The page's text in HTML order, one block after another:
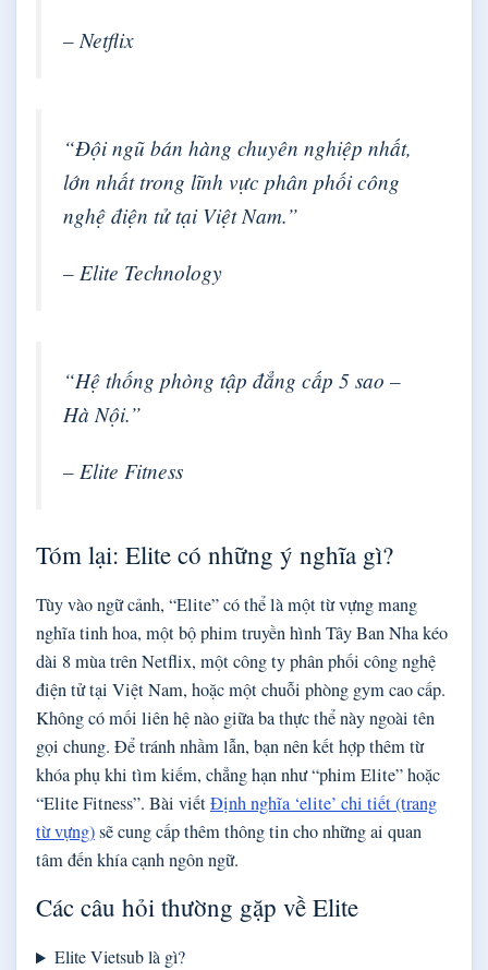
– Netflix
“Đội ngũ bán hàng chuyên nghiệp nhất,
lớn nhất trong lĩnh vực phân phối công
nghệ điện tử tại Việt Nam.”
– Elite Technology
“Hệ thống phòng tập đẳng cấp 5 sao –
Hà Nội.”
– Elite Fitness
Tóm lại: Elite có những ý nghĩa gì?
Tùy vào ngữ cảnh, “Elite” có thể là một từ vựng mang
nghĩa tinh hoa, một bộ phim truyền hình Tây Ban Nha kéo
dài 8 mùa trên Netflix, một công ty phân phối công nghệ
điện tử tại Việt Nam, hoặc một chuỗi phòng gym cao cấp.
Không có mối liên hệ nào giữa ba thực thể này ngoài tên
gọi chung. Để tránh nhầm lẫn, bạn nên kết hợp thêm từ
khóa phụ khi tìm kiếm, chẳng hạn như “phim Elite” hoặc
“Elite Fitness”. Bài viếtĐịnh nghĩa ‘elite’ chi tiết (trang
từ vựng)sẽ cung cấp thêm thông tin cho những ai quan
tâm đến khía cạnh ngôn ngữ.
Các câu hỏi thường gặp về Elite
Elite Vietsub là gì?